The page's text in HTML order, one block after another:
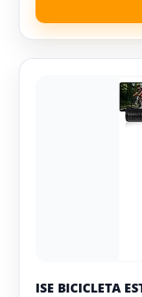
ISE BICICLETA